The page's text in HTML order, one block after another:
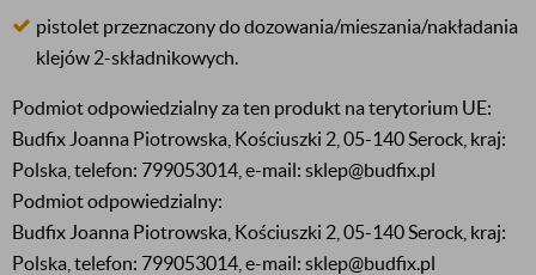
pistolet przeznaczony do dozowania/mieszania/nakładania
klejów 2-składnikowych.
Podmiot odpowiedzialny za ten produkt na terytorium UE:
Budfix Joanna Piotrowska, Kościuszki 2, 05-140 Serock, kraj:
Polska, telefon: 799053014, e-mail: sklep@budfix.pl
Podmiot odpowiedzialny:
Budfix Joanna Piotrowska, Kościuszki 2, 05-140 Serock, kraj:
Polska, telefon: 799053014, e-mail: sklep@budfix.pl